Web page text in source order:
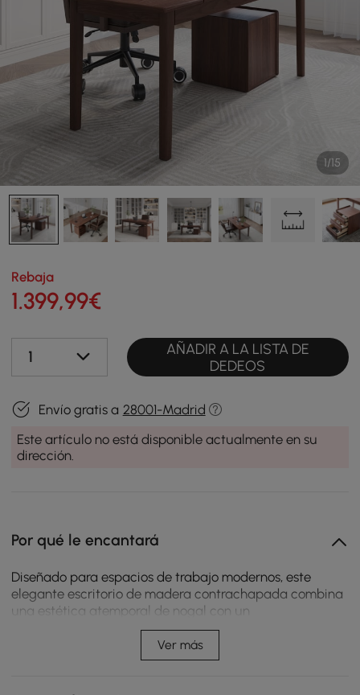
1/15
Rebaja
1.399,99€
1
AÑADIR A LA LISTA DE
DEDEOS
Envío gratis a 28001-Madrid
Este artículo no está disponible actualmente en su
dirección.
Por qué le encantará
Diseñado para espacios de trabajo modernos, este
elegante escritorio de madera contrachapada combina
una estética atemporal de nogal con un
almacenamiento cuidadoso. Un armario enrollable
proporciona una organización flexible, mientras que la
gestión de cables integrada mantiene su instalación
Ver más